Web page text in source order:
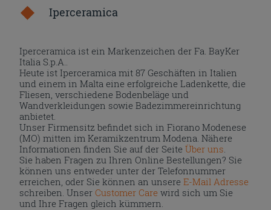
Iperceramica
Iperceramica ist ein Markenzeichen der Fa. BayKer
Italia S.p.A..
Heute ist Iperceramica mit 87 Geschäften in Italien
und einem in Malta eine erfolgreiche Ladenkette, die
Fliesen, verschiedene Bodenbeläge und
Wandverkleidungen sowie Badezimmereinrichtung
anbietet.
Unser Firmensitz befindet sich in Fiorano Modenese
(MO) mitten im Keramikzentrum Modena. Nähere
Informationen finden Sie auf der Seite Über uns
Sie haben Fragen zu Ihren Online Bestellungen? Sie
können uns entweder unter der Telefonnummer
erreichen, oder Sie können an unsereE-Mail Adresse
schreiben. UnserCustomer Care wird sich um Sie
und Ihre Fragen gleich kümmern.